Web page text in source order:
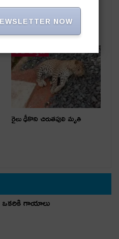
పేకాట స్థావరంపై టాస్క్‌ఫోర్స్
దాడి.. ఏడుగురు పేకాట రాయుళ్లు
అరెస్ట్
రైలు ఢీకొని చిరుతపులి మృతి
ఒకరికి గాయాలు
NOW